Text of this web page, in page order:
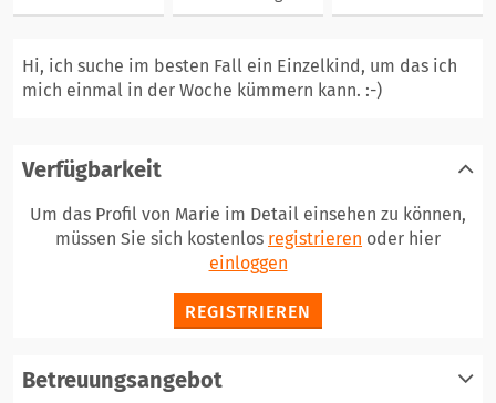
Hi, ich suche im besten Fall ein Einzelkind, um das ich
mich einmal in der Woche kümmern kann. :⁠-⁠)
Verfügbarkeit
Um das Profil von Marie im Detail einsehen zu können,
müssen Sie sich kostenlos registrieren oder hier
einloggen
REGISTRIEREN
Betreuungsangebot